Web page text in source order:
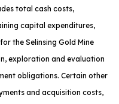
total cash costs,
capital expenditures,
the Selinsing Gold Mine
exploration and evaluation
obligations. Certain other
and acquisition costs,